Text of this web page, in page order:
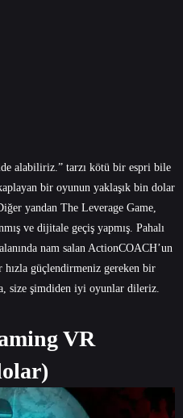
alabiliriz.” tarzı kötü bir espri bile
bir oyunun yaklaşık bin dolar
yandan The Leverage Game,
ve dijitale geçiş yapmış. Pahalı
nam salan ActionCOACH’un
hızla güçlendirmeniz gereken bir
size şimdiden iyi oyunlar dileriz.
VR